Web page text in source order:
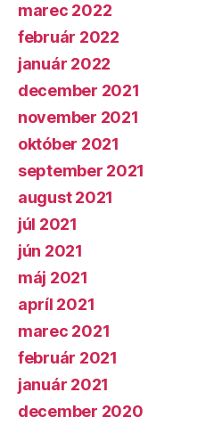
marec 2022
február 2022
január 2022
december 2021
november 2021
október 2021
september 2021
august 2021
júl 2021
jún 2021
máj 2021
apríl 2021
marec 2021
február 2021
január 2021
december 2020